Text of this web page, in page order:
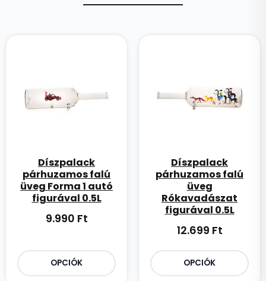
Díszpalack
párhuzamos falú
üveg Forma 1 autó
figurával 0.5L
9.990 Ft
OPCIÓK
Díszpalack
párhuzamos falú
üveg
Rókavadászat
figurával 0.5L
12.699 Ft
OPCIÓK